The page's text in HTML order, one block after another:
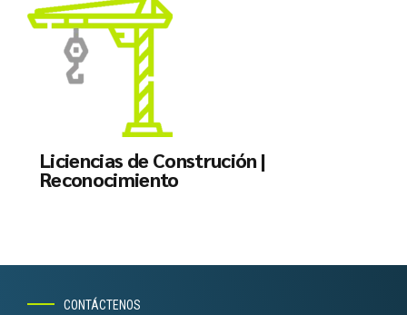
Liciencias de Construción |
Reconocimiento
CONTÁCTENOS